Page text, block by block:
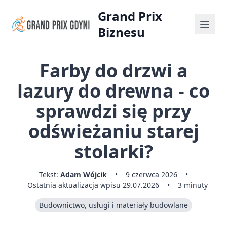
Grand Prix
Biznesu
Farby do drzwi a
lazury do drewna - co
sprawdzi się przy
odświeżaniu starej
stolarki?
Tekst: Adam Wójcik • 9 czerwca 2026
•
Ostatnia aktualizacja wpisu 29.07.2026
• 3 minuty
Budownictwo, usługi i materiały budowlane